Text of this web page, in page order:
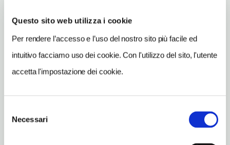
Questo sito web utilizza i cookie
Per rendere l’accesso e l’uso del nostro sito più facile ed
intuitivo facciamo uso dei cookie. Con l'utilizzo del sito, l'utente
accetta l'impostazione dei cookie.
delNecessari
INDIRIZZO EMAIL
info@bblamagnolia.it
TELEFONO
0763342808-3494620733
NUMERO APPARTAMENTI